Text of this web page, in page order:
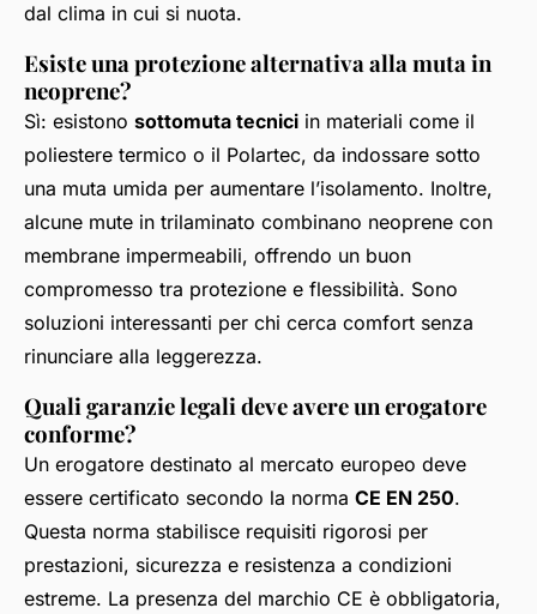
dal clima in cui si nuota.
Esiste una protezione alternativa alla muta in
neoprene?
Sì: esistono sottomuta tecnici in materiali come il
poliestere termico o il Polartec, da indossare sotto
una muta umida per aumentare l’isolamento. Inoltre,
alcune mute in trilaminato combinano neoprene con
membrane impermeabili, offrendo un buon
compromesso tra protezione e flessibilità. Sono
soluzioni interessanti per chi cerca comfort senza
rinunciare alla leggerezza.
Quali garanzie legali deve avere un erogatore
conforme?
Un erogatore destinato al mercato europeo deve
essere certificato secondo la norma CE EN 250.
Questa norma stabilisce requisiti rigorosi per
prestazioni, sicurezza e resistenza a condizioni
estreme. La presenza del marchio CE è obbligatoria,